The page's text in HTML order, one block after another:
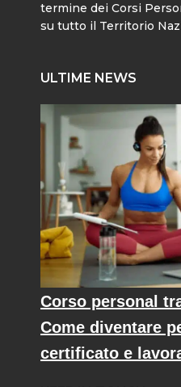
termine dei Corsi
su tutto il Territorio
ULTIME NEWS
Corso personal
Come diventare
certificato e